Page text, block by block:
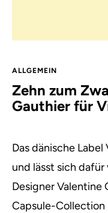
ALLGEMEIN
Zehn zum
Gauthier für
Das dänische
und lässt sich
Designer Valentine
Capsule-Collection